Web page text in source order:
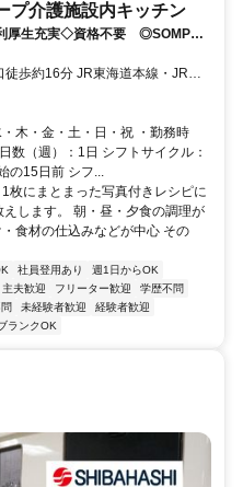
プ介護施設内キッチン
厚生充実◇資格不要 ◎SOMPO
歩約16分 JR東海道本線・JR横
木・金・土・日・祝 ・勤務時
数（週）：1日 シフトサイクル：
の15日前 シフ...
枚にまとまった写真付きレシピに
します。 朝・昼・夕食の調理が
食材の仕込みなどが中心 その
社員登用あり
週1日からOK
主夫歓迎 フリーター歓迎
学歴不問
未経験者歓迎
経験者歓迎
ランクOK